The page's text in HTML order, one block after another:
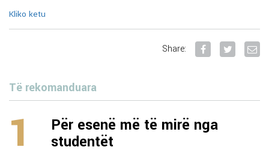
Kliko ketu
Share:
Të rekomanduara
1
Për esenë më të mirë nga
studentët